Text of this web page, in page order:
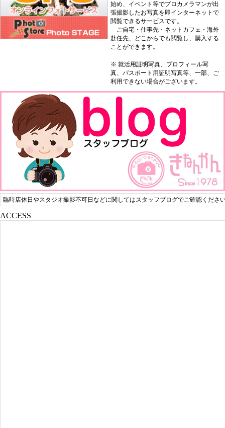
始め、イベント等でプロカメラマンが出
張撮影したお写真を即インターネットで
閲覧できるサービスです。
ご自宅・仕事先・ネットカフェ・海外
赴任先、どこからでも閲覧し、購入する
ことができます。
※ 就活用証明写真、プロフィール写
真、パスポート用証明写真等、一部、ご
利用できない場合がございます。
臨時店休日やスタジオ撮影不可日などに関してはスタッフブログでご確認くださ
ACCESS